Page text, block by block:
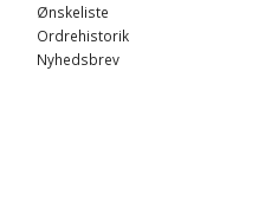
Ønskeliste
Ordrehistorik
Nyhedsbrev